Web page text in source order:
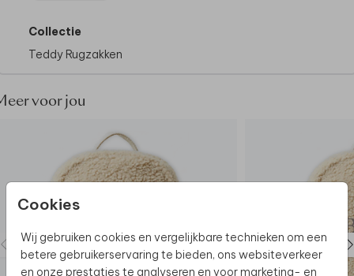
Cookies
Wij gebruiken cookies en vergelijkbare technieken om een
betere gebruikerservaring te bieden, ons websiteverkeer
en onze prestaties te analyseren en voor marketing- en
geborduurd. Super leuk voor je eigen kind, maar ook
Collectie
Teddy Rugzakken
voor jou